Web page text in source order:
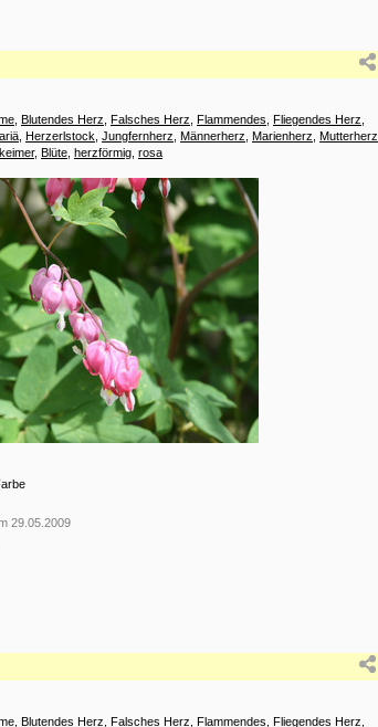
Blutendes Herz Falsches Herz Flammendes Fliegendes Herz
Herzerlstock Jungfernherz Männerherz Marienherz Mutterherz
, Blüte herzförmig rosa
29.05.2009
Blutendes Herz Falsches Herz Flammendes Fliegendes Herz